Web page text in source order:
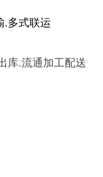
.多式联运
库.流通加工配送